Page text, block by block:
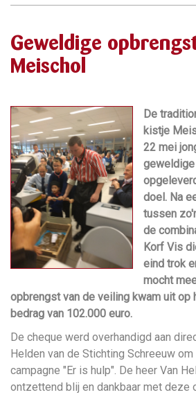
Geweldige
Meischol
De
kistje
22 mei
doel. Na
tussen
de
Korf Vis
eind trok
mocht
opbrengst van de veiling kwam uit op
bedrag van 102.000 euro.
De cheque werd overhandigd aan
Helden van de Stichting Schreeuw
campagne "Er is hulp". De heer Van
ontzettend blij en dankbaar met deze